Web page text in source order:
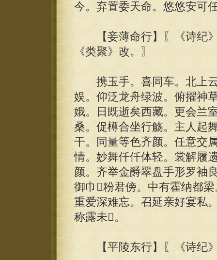
今。弃置委天命。悠悠安可
【妾薄命行】〖《诗纪》
《类聚》改。〗
携玉手。喜同车。北上云
娱。仰泛龙舟绿波。俯擢神
娥。日既逝矣西藏。更会兰
桑。促樽合坐行觞。主人起
干。同量等色齐颜。任意交
情。妙舞仟仟体轻。裳解履
颜。齐举金爵翠盘手形罗袖
御巾粉君傍。中有霍纳都
重爱深难忘。召延亲好宴私
称露未。
【平陵东行】〖《诗纪》